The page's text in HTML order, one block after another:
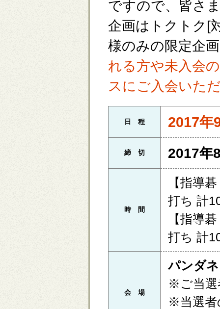
ですので、皆さ
企画はトクトク[
様のみの限定企
れる方や未入会
スにご入会いた
日 程 2017年
締 切 2017年
時 間
【指導
打ち 計
【指導
打ち 計
会 場
パンダ
※ご当選
※当選者